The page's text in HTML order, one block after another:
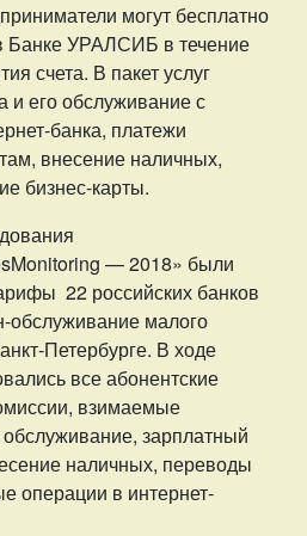
могут бесплатно
Банке УРАЛСИБ в течение
счета. В пакет услуг
и его обслуживание с
банка, платежи
внесение наличных,
бизнес-карты.
Monitoring — 2018» были
22 российских банков
обслуживание малого
Петербурге. В ходе
все абонентские
взимаемые
обслуживание, зарплатный
наличных, переводы
операции в интернет-